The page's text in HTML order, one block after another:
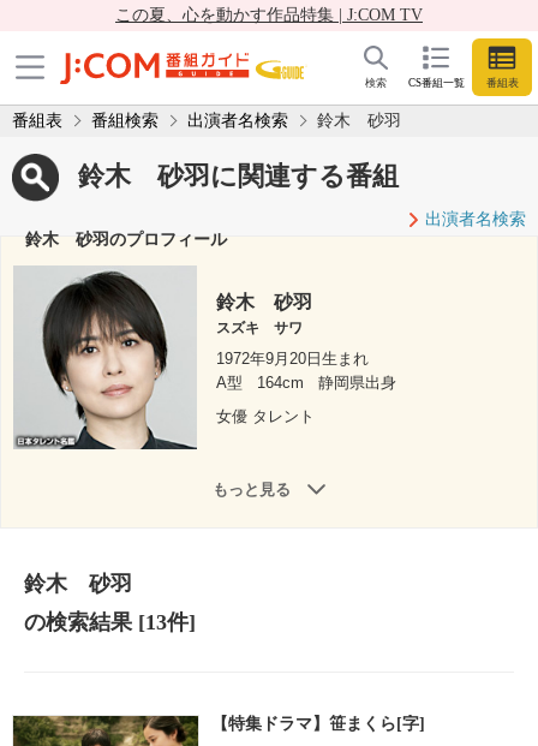
この夏、心を動かす作品特集 | J:COM TV
CS番組一覧 番組表
検索
番組表 番組検索 出演者名検索 鈴木 砂羽
鈴木 砂羽に関連する番組
出演者名検索
鈴木 砂羽のプロフィール
鈴木 砂羽
スズキ サワ
1972年9月20日生まれ
A型
164cm
静岡県出身
女優 タレント
もっと見る
鈴木 砂羽
の検索結果[13件]
【特集ドラマ】笹まくら[字]